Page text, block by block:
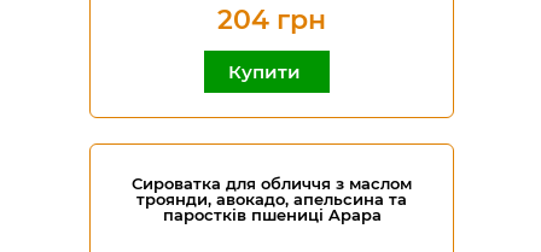
204 грн
Купити
Сироватка для обличчя з маслом
троянди, авокадо, апельсина та
паростків пшениці Apapa